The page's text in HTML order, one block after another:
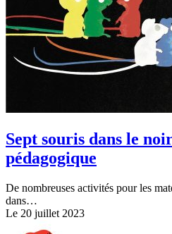
Sept souris dans le
pédagogique
De nombreuses activités pour les
dans…
Le 20 juillet 2023